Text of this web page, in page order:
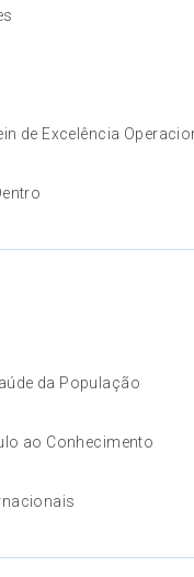
de Excelência
da População
ao Conhecimento